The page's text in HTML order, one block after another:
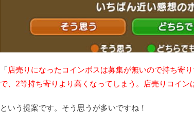
「店売りになったコインボスは募集が無いので持ち寄
で、2等持ち寄りより高くなってしまう。店売りコイン
という提案です。そう思うが多いですね！